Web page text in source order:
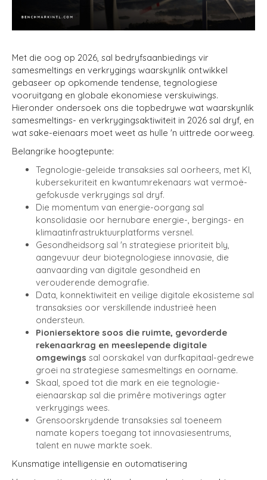
Met die oog op 2026, sal bedryfsaanbiedings vir
samesmeltings en verkrygings waarskynlik ontwikkel
gebaseer op opkomende tendense, tegnologiese
vooruitgang en globale ekonomiese verskuiwings.
Hieronder ondersoek ons die topbedrywe wat waarskynlik
samesmeltings- en verkrygingsaktiwiteit in 2026 sal dryf, en
wat sake-eienaars moet weet as hulle 'n uittrede oorweeg.
Belangrike hoogtepunte:
Tegnologie-geleide transaksies sal oorheers, met KI,
kubersekuriteit en kwantumrekenaars wat vermoë-
gefokusde verkrygings sal dryf.
Die momentum van energie-oorgang sal
konsolidasie oor hernubare energie-, bergings- en
klimaatinfrastruktuurplatforms versnel.
Gesondheidsorg sal 'n strategiese prioriteit bly,
aangevuur deur biotegnologiese innovasie, die
aanvaarding van digitale gesondheid en
verouderende demografie.
Data, konnektiwiteit en veilige digitale ekosisteme sal
transaksies oor verskillende industrieë heen
ondersteun.
Pioniersektore soos die ruimte, gevorderde
rekenaarkrag en meeslepende digitale
omgewings sal oorskakel van durfkapitaal-gedrewe
groei na strategiese samesmeltings en oorname.
Skaal, spoed tot die mark en eie tegnologie-
eienaarskap sal die primêre motiverings agter
verkrygings wees.
Grensoorskrydende transaksies sal toeneem
namate kopers toegang tot innovasiesentrums,
talent en nuwe markte soek.
Kunsmatige intelligensie en outomatisering